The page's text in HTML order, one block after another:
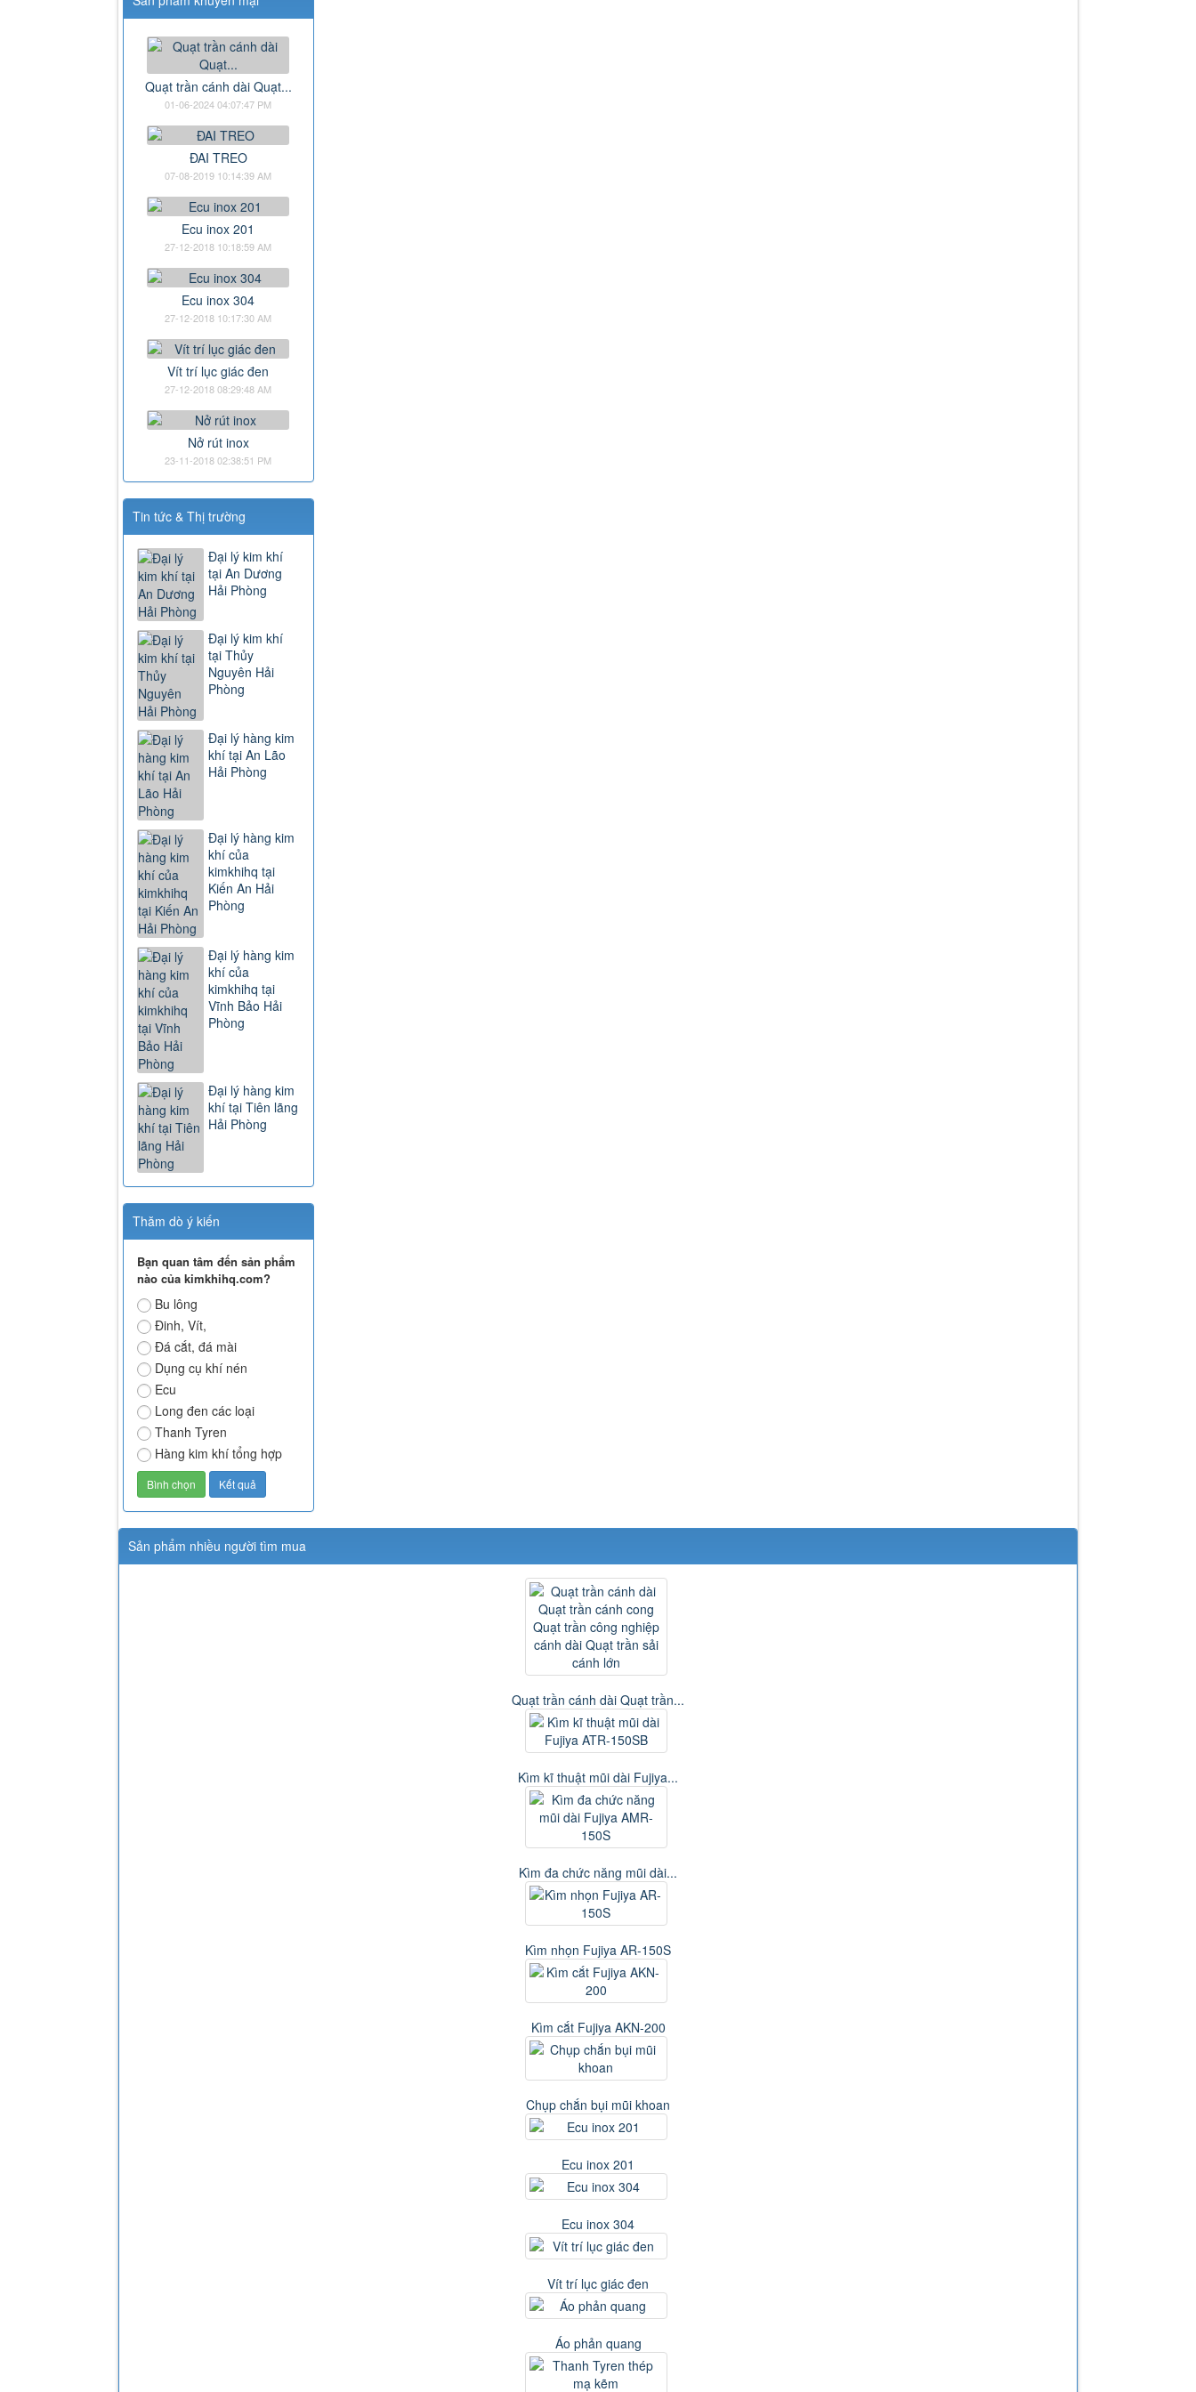
Quạt trần cánh dài Quạt...
01-06-2024 04:07:47 PM
ĐAI TREO
07-08-2019 10:14:39 AM
Ecu inox 201
27-12-2018 10:18:59 AM
Ecu inox 304
27-12-2018 10:17:30 AM
Vít trí lục giác đen
27-12-2018 08:29:48 AM
Nở rút inox
23-11-2018 02:38:51 PM
Tin tức & Thị trường
Đại lý kim khí
tại An Dương
Hải Phòng
Đại lý kim khí
tại Thủy
Nguyên Hải
Phòng
Đại lý hàng kim
khí tại An Lão
Hải Phòng
Đại lý hàng kim
khí của
kimkhihq tại
Kiến An Hải
Phòng
Đại lý hàng kim
khí của
kimkhihq tại
Vĩnh Bảo Hải
Phòng
Đại lý hàng kim
khí tại Tiên lãng
Hải Phòng
Thăm dò ý kiến
Bạn quan tâm đến sản phẩm
nào của kimkhihq.com?
Bu lông
Đinh, Vít,
Đá cắt, đá mài
Dụng cụ khí nén
Ecu
Long đen các loại
Thanh Tyren
Hàng kim khí tổng hợp
Sản phẩm nhiều người tìm mua
Quạt trần cánh dài Quạt trần...
Kìm kĩ thuật mũi dài Fujiya...
Kìm đa chức năng mũi dài...
Kìm nhọn Fujiya AR-150S
Kìm cắt Fujiya AKN-200
Chụp chắn bụi mũi khoan
Ecu inox 201
Ecu inox 304
Vít trí lục giác đen
Áo phản quang